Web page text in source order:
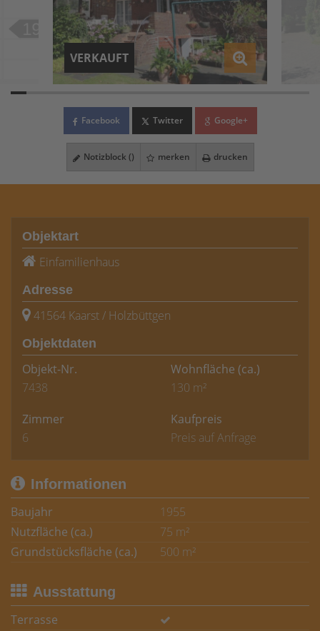
VERKAUFT
Facebook Twitter Google+
Notizblock () merken drucken
Objektart
Einfamilienhaus
Adresse
41564 Kaarst / Holzbüttgen
Objektdaten
Objekt-Nr.
7438
Wohnfläche (ca.)
130 m²
Zimmer
6
Kaufpreis
Preis auf Anfrage
Informationen
Baujahr
1955
Nutzfläche (ca.)
75 m²
Grundstücksfläche (ca.)
500 m²
Ausstattung
Terrasse